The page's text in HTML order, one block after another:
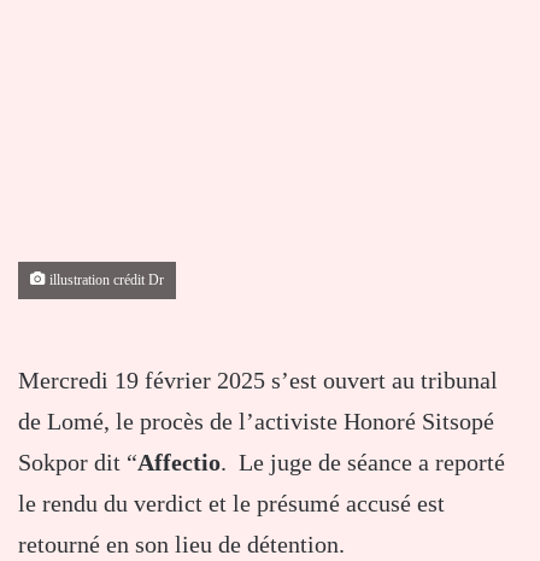
illustration crédit Dr
Mercredi 19 février 2025 s’est ouvert au tribunal
de Lomé, le procès de l’activiste Honoré Sitsopé
Sokpor dit “Affectio. Le juge de séance a reporté
le rendu du verdict et le présumé accusé est
retourné en son lieu de détention.